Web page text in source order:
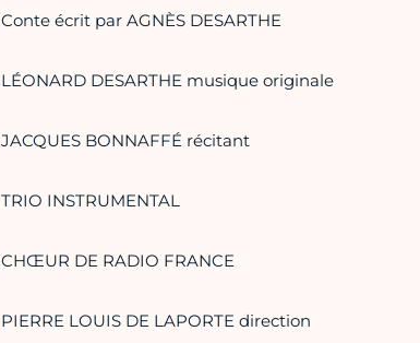
Conte écrit par AGNÈS DESARTHE
LÉONARD DESARTHE musique originale
JACQUES BONNAFFÉ récitant
TRIO INSTRUMENTAL
CHŒUR DE RADIO FRANCE
PIERRE LOUIS DE LAPORTE direction